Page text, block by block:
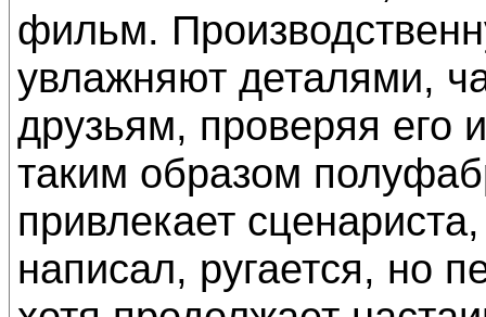
фильм.
увлажняют деталями,
друзьям, проверяя его
таким образом
привлекает
написал, ругается, но